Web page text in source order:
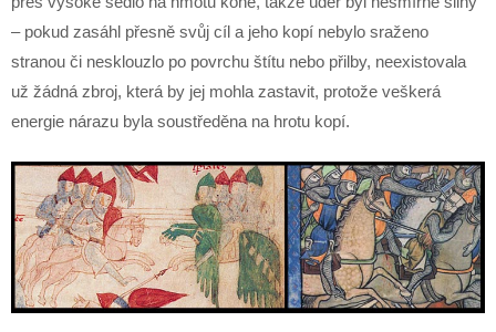
– pokud zasáhl přesně svůj cíl a jeho kopí nebylo sraženo
stranou či nesklouzlo po povrchu štítu nebo přilby, neexistovala
už žádná zbroj, která by jej mohla zastavit, protože veškerá
energie nárazu byla soustředěna na hrotu kopí.